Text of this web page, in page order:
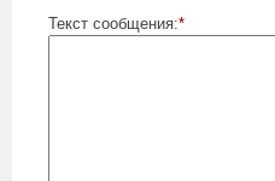
Текст сообщения:*